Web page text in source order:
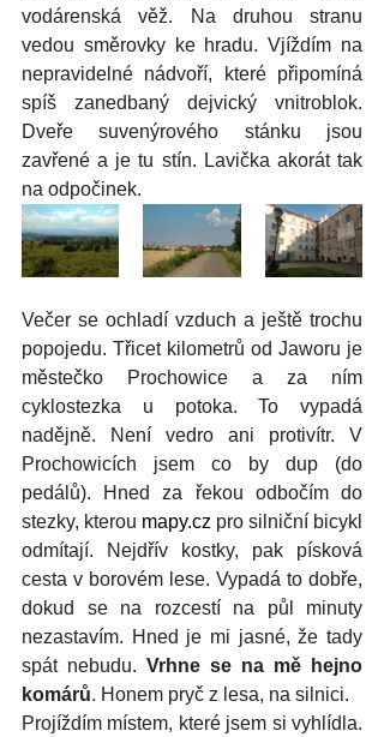
vodárenská věž. Na druhou stranu
vedou směrovky ke hradu. Vjíždím na
nepravidelné nádvoří, které připomíná
spíš zanedbaný dejvický vnitroblok.
Dveře suvenýrového stánku jsou
zavřené a je tu stín. Lavička akorát tak
na odpočinek.
Večer se ochladí vzduch a ještě trochu
popojedu. Třicet kilometrů od Jaworu je
městečko Prochowice a za ním
cyklostezka u potoka. To vypadá
nadějně. Není vedro ani protivítr. V
Prochowicích jsem co by dup (do
pedálů). Hned za řekou odbočím do
stezky, kterou mapy.cz pro silniční bicykl
odmítají. Nejdřív kostky, pak písková
cesta v borovém lese. Vypadá to dobře,
dokud se na rozcestí na půl minuty
nezastavím. Hned je mi jasné, že tady
spát nebudu. Vrhne se na mě hejno
komárů. Honem pryč z lesa, na silnici.
Projíždím místem, které jsem si vyhlídla.